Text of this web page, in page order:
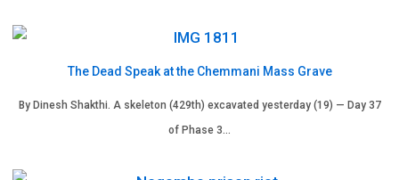
The Dead Speak at the Chemmani Mass Grave
By Dinesh Shakthi. A skeleton (429th) excavated yesterday (19) — Day 37
of Phase 3…